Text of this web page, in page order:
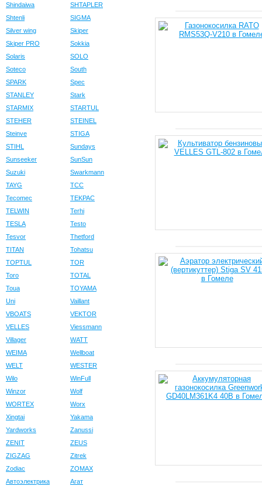
Shindaiwa
SHTAPLER
Shtenli
SIGMA
Silver wing
Skiper
Skiper PRO
Sokkia
Solaris
SOLO
Soteco
South
SPARK
Spec
STANLEY
Stark
STARMIX
STARTUL
STEHER
STEINEL
Steinve
STIGA
STIHL
Sundays
Sunseeker
SunSun
Suzuki
Swarkmann
TAYG
TCC
Tecomec
TEKPAC
TELWIN
Terhi
TESLA
Testo
Tesvor
Thetford
TITAN
Tohatsu
TOPTUL
TOR
Toro
TOTAL
Toua
TOYAMA
Uni
Vaillant
VBOATS
VEKTOR
VELLES
Viessmann
Villager
WATT
WEIMA
Wellboat
WELT
WESTER
Wilo
WinFull
Winzor
Wolf
WORTEX
Worx
Xingtai
Yakama
Yardworks
Zanussi
ZENIT
ZEUS
ZIGZAG
Zitrek
Zodiac
ZOMAX
Автоэлектрика
Агат